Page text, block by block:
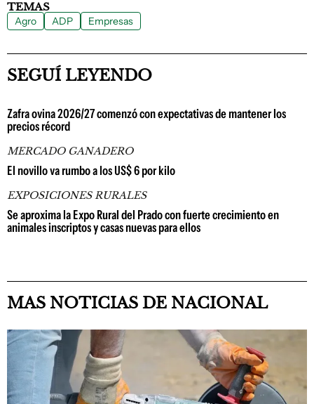
TEMAS
Agro ADP Empresas
SEGUÍ LEYENDO
Zafra ovina 2026/27 comenzó con expectativas de mantener los
precios récord
MERCADO GANADERO
El novillo va rumbo a los US$ 6 por kilo
EXPOSICIONES RURALES
Se aproxima la Expo Rural del Prado con fuerte crecimiento en
animales inscriptos y casas nuevas para ellos
MAS NOTICIAS DE NACIONAL